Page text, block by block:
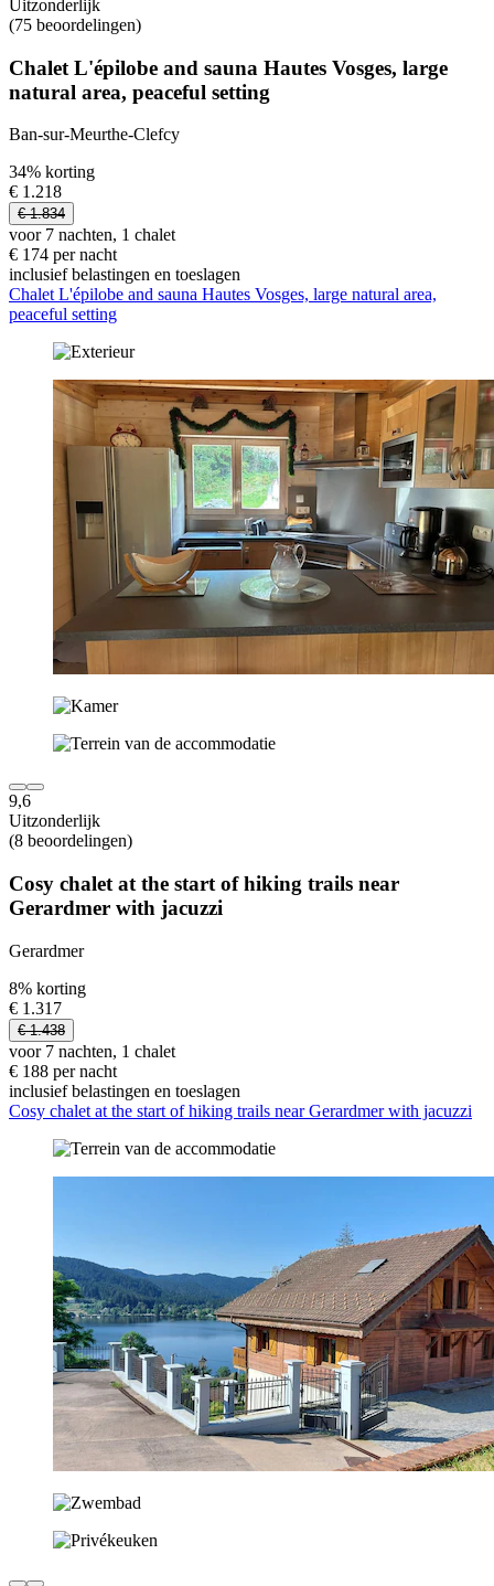
Uitzonderlijk
(75 beoordelingen)
Chalet L'épilobe and sauna Hautes Vosges, large
natural area, peaceful setting
Ban-sur-Meurthe-Clefcy
34% korting
€ 1.218
€ 1.834
voor 7 nachten, 1 chalet
€ 174 per nacht
inclusief belastingen en toeslagen
Chalet L'épilobe and sauna Hautes Vosges, large natural area,
peaceful setting
9,6
Uitzonderlijk
(8 beoordelingen)
Cosy chalet at the start of hiking trails near
Gerardmer with jacuzzi
Gerardmer
8% korting
€ 1.317
€ 1.438
voor 7 nachten, 1 chalet
€ 188 per nacht
inclusief belastingen en toeslagen
Cosy chalet at the start of hiking trails near Gerardmer with jacuzzi